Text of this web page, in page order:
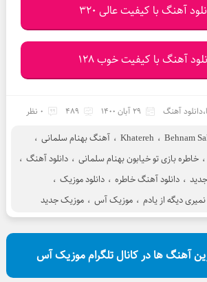
آهنگ با کیفیت عالی 320
آهنگ با کیفیت خوب 128
،دانلود آهنگ 29 آبان 1400 489 0 نظر
Behnam ، Khatereh ، آهنگ بهنام سلمانی ،
، خاطره بازی تو خیابون بهنام سلمانی ، دانلود آهنگ ،
، دانلود آهنگ خاطره ، دانلود موزیک ،
دیگه از یادم ، موزیک آس ، موزیک جدید
آهنگ ها در کانال تلگرام موزیک آس